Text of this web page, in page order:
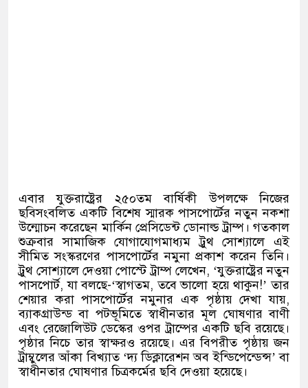
এবার যুক্তরাষ্ট্রের ২৫০তম বার্ষিকী উপলক্ষে নিজের
ছবিসংবলিত একটি বিশেষ স্মারক পাসপোর্টের নতুন নকশা
উন্মোচন করেছেন মার্কিন প্রেসিডেন্ট ডোনাল্ড ট্রাম্প। গতকাল
শুক্রবার সামাজিক যোগাযোগমাধ্যম ট্রুথ সোশ্যালে এই
সীমিত সংস্করণের পাসপোর্টের নমুনা প্রকাশ করেন তিনি।
ট্রুথ সোশ্যালে দেওয়া পোস্টে ট্রাম্প লেখেন, ‘যুক্তরাষ্ট্রের নতুন
পাসপোর্ট,যা বলছে-‘স্বাগতম,তবে ভালো হয়ে থাকুন!’তার
শেয়ার করা পাসপোর্টের নমুনার এক পৃষ্ঠায় দেখা যায়,
ব্যাকগ্রাউন্ড বা পটভূমিতে স্বাধীনতার মূল ঘোষণার বাণী
এবং রেজোলিউট ডেস্কের ওপর ট্রাম্পের একটি ছবি রয়েছে।
পৃষ্ঠার নিচে তার স্বাক্ষরও রয়েছে। এর বিপরীত পৃষ্ঠায় জন
ট্রাম্বুলের আঁকা বিখ্যাত‘দ্য ডিক্লারেশন অব ইন্ডিপেন্ডেন্স’বা
স্বাধীনতার ঘোষণার চিত্রকর্মের ছবি দেওয়া হয়েছে।